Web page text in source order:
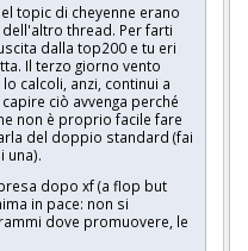
topic di cheyenne erano
thread. Per farti
dalla top200 e tu eri
Il terzo giorno vento
calcoli, anzi, continui a
ciò avvenga perché
non è proprio facile fare
del doppio standard (fai
una).
dopo xf (a flop but
in pace: non si
dove promuovere, le